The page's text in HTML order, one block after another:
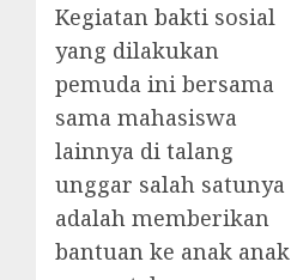
Kegiatan bakti sosial
yang dilakukan
pemuda ini bersama
sama mahasiswa
lainnya di talang
unggar salah satunya
adalah memberikan
bantuan ke anak anak